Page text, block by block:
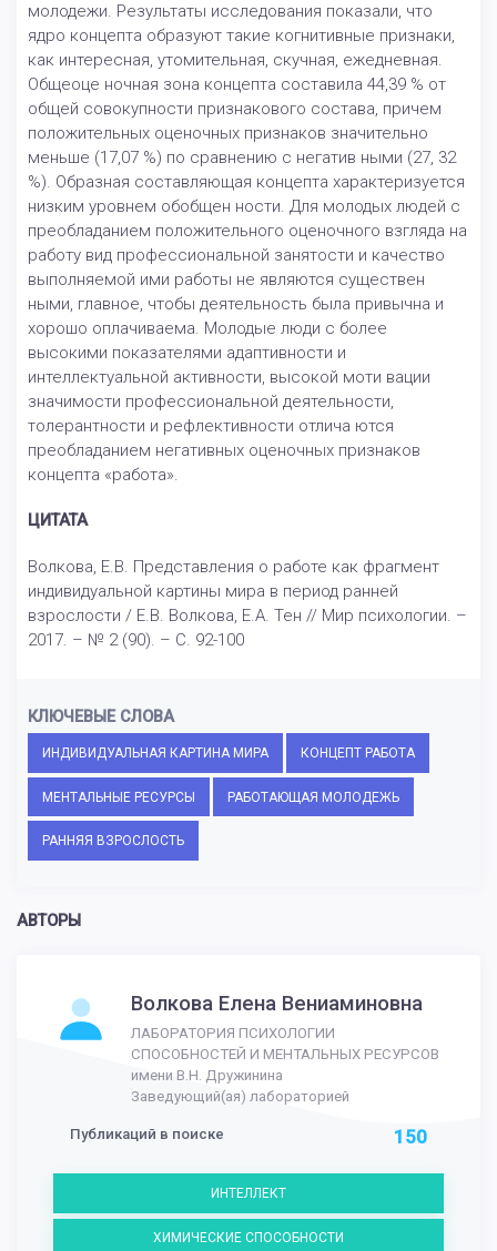
молодежи. Результаты исследования показали, что
ядро концепта образуют такие когнитивные признаки,
как интересная, утомительная, скучная, ежедневная.
Общеоце ночная зона концепта составила 44,39 % от
общей совокупности признакового состава, причем
положительных оценочных признаков значительно
меньше (17,07 %) по сравнению с негатив ными (27, 32
%). Образная составляющая концепта характеризуется
низким уровнем обобщен ности. Для молодых людей с
преобладанием положительного оценочного взгляда на
работу вид профессиональной занятости и качество
выполняемой ими работы не являются существен
ными, главное, чтобы деятельность была привычна и
хорошо оплачиваема. Молодые люди с более
высокими показателями адаптивности и
интеллектуальной активности, высокой моти вации
значимости профессиональной деятельности,
толерантности и рефлективности отлича ются
преобладанием негативных оценочных признаков
концепта «работа».
ЦИТАТА
Волкова, Е.В. Представления о работе как фрагмент
индивидуальной картины мира в период ранней
взрослости / Е.В. Волкова, Е.А. Тен // Мир психологии. –
2017. – № 2 (90). – С. 92-100
КЛЮЧЕВЫЕ СЛОВА
ИНДИВИДУАЛЬНАЯ КАРТИНА МИРА КОНЦЕПТ РАБОТА
МЕНТАЛЬНЫЕ РЕСУРСЫ РАБОТАЮЩАЯ МОЛОДЕЖЬ
РАННЯЯ ВЗРОСЛОСТЬ
АВТОРЫ
Волкова Елена Вениаминовна
ЛАБОРАТОРИЯ ПСИХОЛОГИИ
СПОСОБНОСТЕЙ И МЕНТАЛЬНЫХ РЕСУРСОВ
имени В.Н. Дружинина
Заведующий(ая) лабораторией
Публикаций в поиске 150
ИНТЕЛЛЕКТ
ХИМИЧЕСКИЕ СПОСОБНОСТИ